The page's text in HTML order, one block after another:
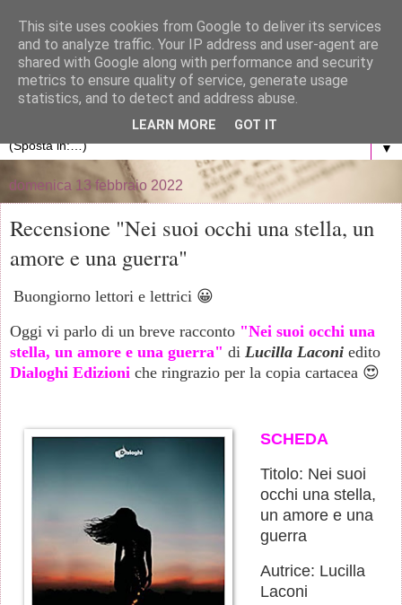
La libreria di Anna
Blog personale dedicato al mondo dei libri
▼
domenica 13 febbraio 2022
Recensione "Nei suoi occhi una stella, un
amore e una guerra"
Buongiorno lettori e lettrici 😀
Oggi vi parlo di un breve racconto "Nei suoi occhi una
stella, un amore e una guerra" di Lucilla Laconi edito
Dialoghi Edizioni che ringrazio per la copia cartacea 😍
SCHEDA
Titolo: Nei suoi
occhi una stella,
un amore e una
guerra
Autrice: Lucilla
Laconi
This site uses cookies from Google to deliver its services
and to analyze traffic. Your IP address and user-agent are
shared with Google along with performance and security
metrics to ensure quality of service, generate usage
statistics, and to detect and address abuse.
LEARN MORE GOT IT